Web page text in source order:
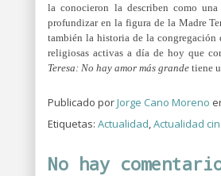
la conocieron la describen como
profundizar en la figura de la Madre
también la historia de la congregación
religiosas activas a día de hoy que
Teresa: No hay amor más grande tiene
Publicado porJorge Cano Moreno
Etiquetas: Actualidad,Actualidad
No hay